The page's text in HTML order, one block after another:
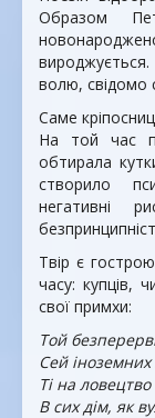
Образом
волю, свідомо
Саме
На той час
обтирала
створило
негативні
Твір є
часу: купців,
свої примхи:
Той
Сей іноземних
Ті на
В сих дім, як